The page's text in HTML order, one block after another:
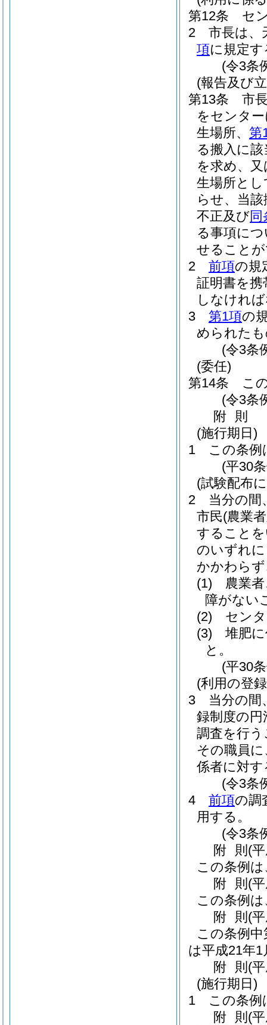
第12条
セ
2
市長は、
項に規定
(令3条
(報告及び
第13条
市
をセンタ
生場所、 第
る搬入に
を求め、
生場所と
らせ、当
不正及び同
る事項に
せること
2
前項の規
証明書を
しなけれ
3
第1項の
められた
(令3条
(委任)
第14条
こ
(令3条
附 則
(施行期日)
1
この条例
(平30
(試験配布
2
当分の間
市民(農業
すること
のいずれ
かかわら
(1)
農業
障がない
(2)
セン
(3)
堆肥
と。
(平30
(利用の登
3
当分の間
録制度の
調査を行
その職員
係者に対
(令3条
4
前項の調
用する。
(令3条
附 則 (
この条例
附 則 (
この条例
附 則 (
この条例
は平成21年
附 則 (
(施行期日)
1
この条例
附 則 (